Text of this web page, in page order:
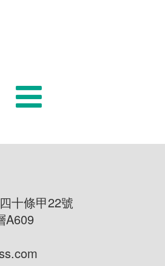
十條甲22號
A609